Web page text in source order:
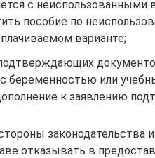
с
пособие по
варианте;
с беременностью или
к заявлению
законодательства
отказывать в